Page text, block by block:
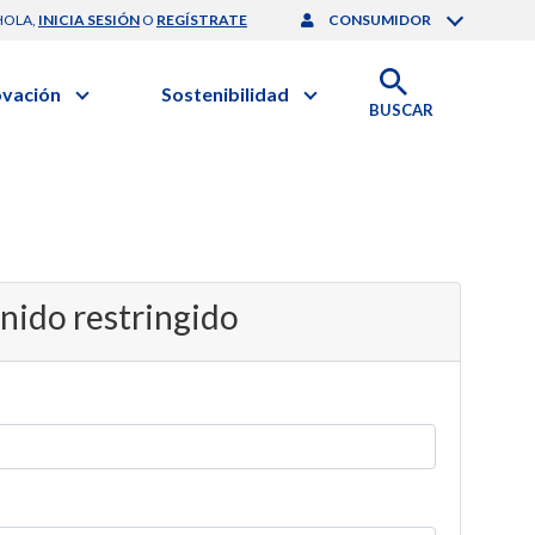
INICIA SESIÓNO REGÍSTRATE CONSUMIDOR
Sostenibilidad
Financiero
BUSCAR
restringido